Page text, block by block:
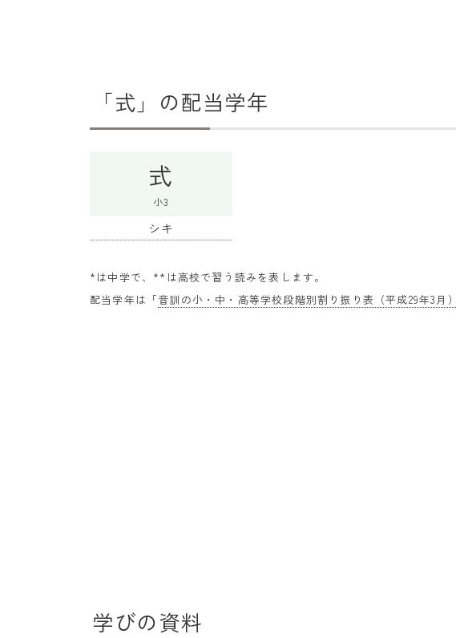
「式」の配当学年
式
小3
シキ
*は中学で、**は高校で習う読みを表します。
配当学年は「音訓の小・中・高等学校段階別割り振り表（平成29年3月）
学びの資料